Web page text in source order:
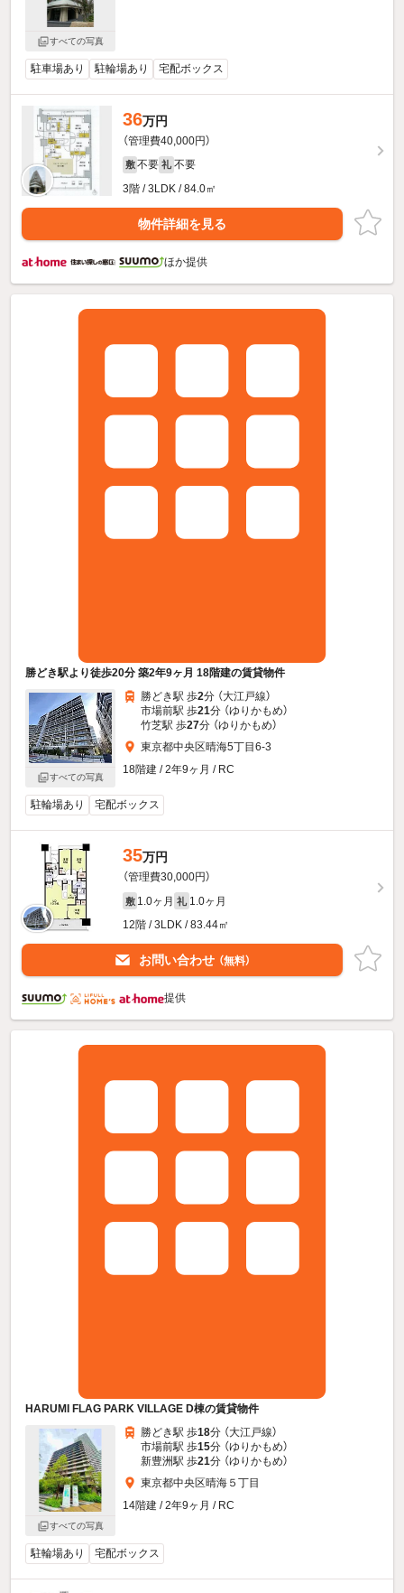
すべての写真
駐車場あり 駐輪場あり 宅配ボックス
36万円
（管理費40,000円）
敷 不要 礼 不要
3階 / 3LDK / 84.0㎡
物件詳細を見る
ほか提供
勝どき駅より徒歩20分 築2年9ヶ月 18階建の賃貸物件
すべての写真
勝どき駅 歩2分 （大江戸線）
市場前駅 歩21分 （ゆりかもめ）
竹芝駅 歩27分 （ゆりかもめ）
東京都中央区晴海5丁目6-3
18階建 / 2年9ヶ月 / RC
駐輪場あり 宅配ボックス
35万円
（管理費30,000円）
敷 1.0ヶ月 礼 1.0ヶ月
12階 / 3LDK / 83.44㎡
お問い合わせ （無料）
提供
HARUMI FLAG PARK VILLAGE D棟の賃貸物件
すべての写真
勝どき駅 歩18分 （大江戸線）
市場前駅 歩15分 （ゆりかもめ）
新豊洲駅 歩21分 （ゆりかもめ）
東京都中央区晴海５丁目
14階建 / 2年9ヶ月 / RC
駐輪場あり 宅配ボックス